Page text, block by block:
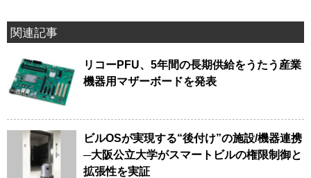
関連記事
リコーPFU、5年間の長期供給をうたう産業
機器用マザーボードを発表
ビルOSが実現する“後付け”の施設/機器連携
─大阪公立大学がスマートビルの権限制御と
拡張性を実証